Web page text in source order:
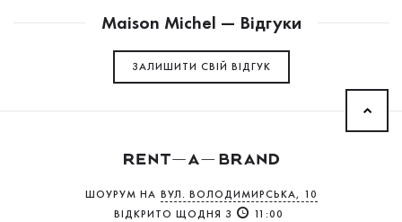
Maison Michel — Відгуки
ЗАЛИШИТИ СВIЙ ВІДГУК
ШОУРУМ НА ВУЛ. ВОЛОДИМИРСЬКА, 10
ВІДКРИТО ЩОДНЯ З
11:00